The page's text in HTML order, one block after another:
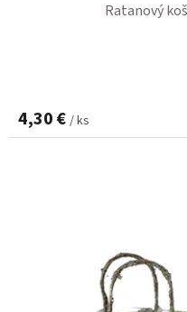
Ratanový
4,30 € / ks